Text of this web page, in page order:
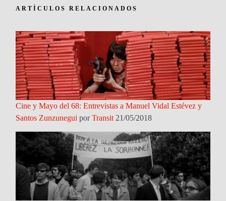
ARTÍCULOS RELACIONADOS
Cine y Mayo del 68: Entrevistas a Manuel Vidal Estévez y
Santos Zunzunegui porTransit 21/05/2018